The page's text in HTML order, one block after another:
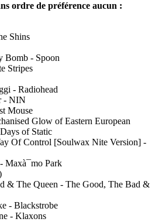
ordre de préférence aucun :
Shins
Bomb - Spoon
Stripes
- Radiohead
- NIN
Mouse
Glow of Eastern European
of Static
Of Control [Soulwax Nite Version] -
Maxà¯mo Park
& The Queen - The Good, The Bad &
- Blackstrobe
- Klaxons